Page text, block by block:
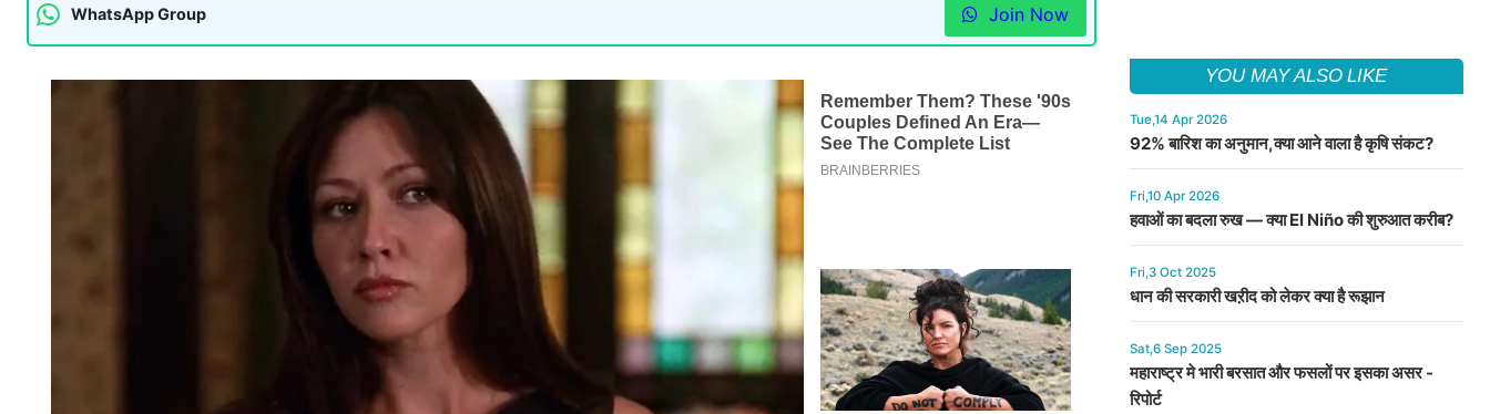
WhatsApp Group Join Now
YOU MAY ALSO LIKE
Tue,14 Apr 2026
92% बारिश का अनुमान,क्या आने वाला है कृषि संकट?
Fri,10 Apr 2026
हवाओं का बदला रुख — क्या El Niño की शुरुआत करीब?
Fri,3 Oct 2025
धान की सरकारी खऱीद को लेकर क्या है रूझान
Sat,6 Sep 2025
महाराष्ट्र मे भारी बरसात और फसलों पर इसका असर -
रिपोर्ट